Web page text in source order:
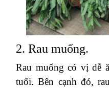
2. Rau muống.
Rau muống có vị dễ
tuổi. Bên cạnh đó,